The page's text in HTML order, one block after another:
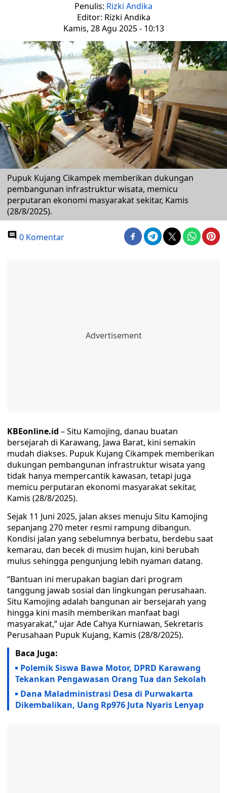
Penulis: Rizki Andika
Editor: Rizki Andika
Kamis, 28 Agu 2025 - 10:13
Pupuk Kujang Cikampek memberikan dukungan
pembangunan infrastruktur wisata, memicu
perputaran ekonomi masyarakat sekitar, Kamis
(28/8/2025).
0 Komentar
KBEonline.id – Situ Kamojing, danau buatan
bersejarah di Karawang, Jawa Barat, kini semakin
mudah diakses. Pupuk Kujang Cikampek memberikan
dukungan pembangunan infrastruktur wisata yang
tidak hanya mempercantik kawasan, tetapi juga
memicu perputaran ekonomi masyarakat sekitar,
Kamis (28/8/2025).
Sejak 11 Juni 2025, jalan akses menuju Situ Kamojing
sepanjang 270 meter resmi rampung dibangun.
Kondisi jalan yang sebelumnya berbatu, berdebu saat
kemarau, dan becek di musim hujan, kini berubah
mulus sehingga pengunjung lebih nyaman datang.
“Bantuan ini merupakan bagian dari program
tanggung jawab sosial dan lingkungan perusahaan.
Situ Kamojing adalah bangunan air bersejarah yang
hingga kini masih memberikan manfaat bagi
masyarakat,” ujar Ade Cahya Kurniawan, Sekretaris
Perusahaan Pupuk Kujang, Kamis (28/8/2025).
Baca Juga:
Polemik Siswa Bawa Motor, DPRD Karawang
Tekankan Pengawasan Orang Tua dan Sekolah
Dana Maladministrasi Desa di Purwakarta
Dikembalikan, Uang Rp976 Juta Nyaris Lenyap